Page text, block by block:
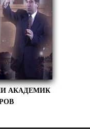
АКАДЕМИК